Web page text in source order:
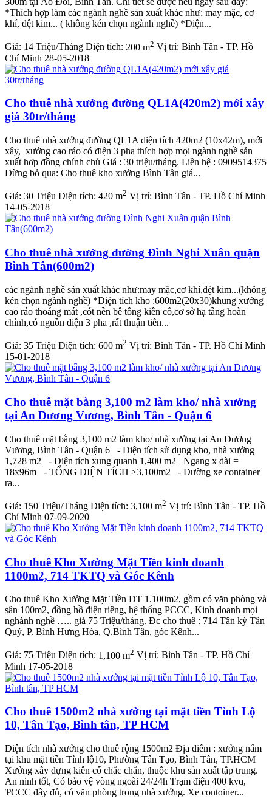
*Thích hợp làm các ngành nghề sản xuất khác như: may mặc, cơ
khí, dệt kim... ( không kén chọn ngành nghề) *Diện...
Giá: 14 Triệu/Tháng Diện tích: 200 m2 Vị trí: Bình Tân - TP. Hồ
Chí Minh 28-05-2018
Cho thuê nhà xưởng đường QL1A(420m2) mới xây
giá 30tr/tháng
Cho thuê nhà xưởng đường QL1A diện tích 420m2 (10x42m), mới
xây, xưởng cao ráo có điện 3 pha thích hợp mọi ngành nghề sản
xuất hơp đồng chính chủ Giá : 30 triệu/tháng. Liên hệ : 0909514375
Đừng bỏ qua: Cho thuê kho xưởng Bình Tân giá...
Giá: 30 Triệu Diện tích: 420 m2 Vị trí: Bình Tân - TP. Hồ Chí Minh
14-05-2018
Cho thuê nhà xưởng đường Đình Nghi Xuân quận
Bình Tân(600m2)
các ngành nghề sản xuất khác như:may mặc,cơ khí,dệt kim...(không
kén chọn ngành nghề) *Diện tích kho :600m2(20x30)khung xưởng
cao ráo thoáng mát ,cót nền bê tông kiên cố,cơ sở hạ tầng hoàn
chỉnh,có nguồn điện 3 pha ,rất thuận tiên...
Giá: 35 Triệu Diện tích: 600 m2 Vị trí: Bình Tân - TP. Hồ Chí Minh
15-01-2018
Cho thuê mặt bằng 3,100 m2 làm kho/ nhà xưởng
tại An Dương Vương, Bình Tân - Quận 6
Cho thuê mặt bằng 3,100 m2 làm kho/ nhà xưởng tại An Dương
Vương, Bình Tân - Quận 6 - Diện tích sử dụng kho, nhà xưởng
1,728 m2 - Diện tích xung quanh 1,400 m2 Ngang x dài =
18x96m - TỔNG DIỆN TÍCH >3,100m2 - Đường xe container
ra...
Giá: 150 Triệu/Tháng Diện tích: 3,100 m2 Vị trí: Bình Tân - TP. Hồ
Chí Minh 07-09-2020
Cho thuê Kho Xưởng Mặt Tiền kinh doanh
1100m2, 714 TKTQ và Góc Kênh
Cho thuê Kho Xưởng Mặt Tiền DT 1.100m2, gồm có văn phòng và
sân 100m2, đồng hồ điện riêng, hệ thống PCCC, Kinh doanh mọi
nghành nghề ….. giá 75 Triệu/tháng. Đc cho thuê : 714 Tân kỳ Tân
Quý, P. Bình Hưng Hòa, Q.Bình Tân, góc Kênh...
Giá: 75 Triệu Diện tích: 1,100 m2 Vị trí: Bình Tân - TP. Hồ Chí
Minh 17-05-2018
Cho thuê 1500m2 nhà xưởng tại mặt tiền Tỉnh Lộ
10, Tân Tạo, Bình tân, TP HCM
Diện tích nhà xưởng cho thuê rộng 1500m2 Địa điểm : xưởng nằm
tại khu mặt tiền Tỉnh lộ10, Phường Tân Tạo, Bình Tân, TP.HCM
Xưởng xây dựng kiên cố chắc chắn, thuộc khu sản xuất tập trung.
An ninh tốt, Có bảo vệ vòng ngoài 24/24h Ƭrạm điện 400 kvɑ,
ƤCCC đầy đủ, có văn phòng trong nhà xưởng. Xe contɑiner...